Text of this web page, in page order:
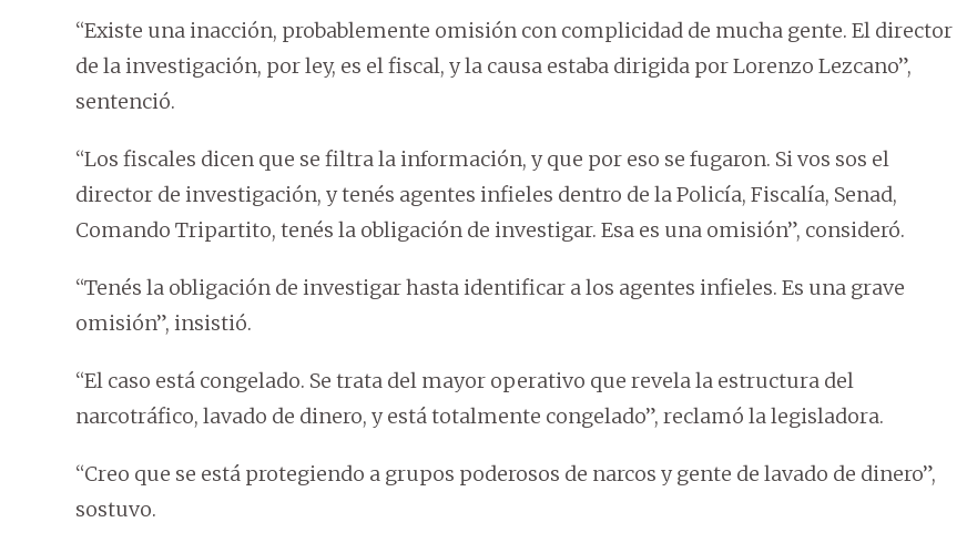
“Existe una inacción, probablemente omisión con complicidad de mucha gente. El director
de la investigación, por ley, es el fiscal, y la causa estaba dirigida por Lorenzo Lezcano”,
sentenció.
“Los fiscales dicen que se filtra la información, y que por eso se fugaron. Si vos sos el
director de investigación, y tenés agentes infieles dentro de la Policía, Fiscalía, Senad,
Comando Tripartito, tenés la obligación de investigar. Esa es una omisión”, consideró.
“Tenés la obligación de investigar hasta identificar a los agentes infieles. Es una grave
omisión”, insistió.
“El caso está congelado. Se trata del mayor operativo que revela la estructura del
narcotráfico, lavado de dinero, y está totalmente congelado”, reclamó la legisladora.
“Creo que se está protegiendo a grupos poderosos de narcos y gente de lavado de dinero”,
sostuvo.